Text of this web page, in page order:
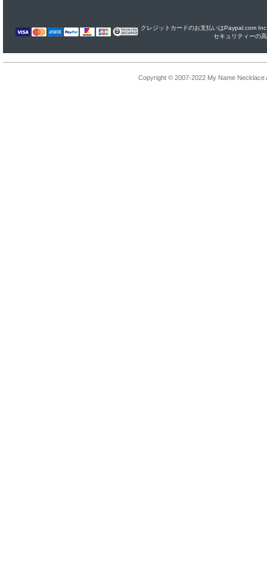
クレジットカードのお支払いはPaypal.com
セキュリティーの
Copyright © 2007-2022 My Name Necklace